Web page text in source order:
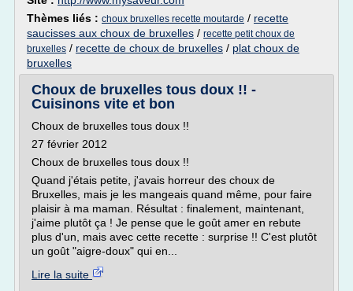
Thèmes liés : choux bruxelles recette moutarde / recette
saucisses aux choux de bruxelles / recette petit choux de
bruxelles / recette de choux de bruxelles / plat choux de
bruxelles
Choux de bruxelles tous doux !! -
Cuisinons vite et bon
Choux de bruxelles tous doux !!
27 février 2012
Choux de bruxelles tous doux !!
Quand j'étais petite, j'avais horreur des choux de
Bruxelles, mais je les mangeais quand même, pour faire
plaisir à ma maman. Résultat : finalement, maintenant,
j'aime plutôt ça ! Je pense que le goût amer en rebute
plus d'un, mais avec cette recette : surprise !! C'est plutôt
un goût "aigre-doux" qui en...
Lire la suite